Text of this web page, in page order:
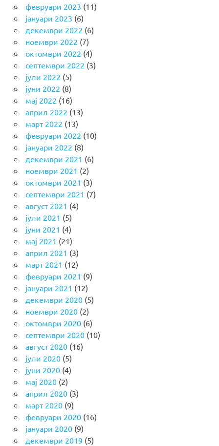
февруари 2023 (11)
јануари 2023 (6)
декември 2022 (6)
ноември 2022 (7)
октомври 2022 (4)
септември 2022 (3)
јули 2022 (5)
јуни 2022 (8)
мај 2022 (16)
април 2022 (13)
март 2022 (13)
февруари 2022 (10)
јануари 2022 (8)
декември 2021 (6)
ноември 2021 (2)
октомври 2021 (3)
септември 2021 (7)
август 2021 (4)
јули 2021 (5)
јуни 2021 (4)
мај 2021 (21)
април 2021 (3)
март 2021 (12)
февруари 2021 (9)
јануари 2021 (12)
декември 2020(5)
ноември 2020(2)
октомври 2020(6)
септември 2020(10)
август 2020(16)
јули 2020(5)
јуни 2020(4)
мај 2020(2)
април 2020(3)
март 2020(9)
февруари 2020(16)
јануари 2020(9)
декември 2019 (5)